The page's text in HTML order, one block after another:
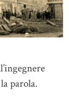
parola.